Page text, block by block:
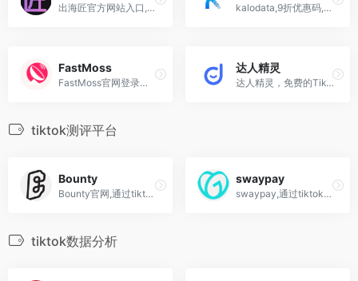
出海匠官方网站入口,专注TikTok美区的全域数据平台,提供全面精准的数据展示和分析 kalodata,9折优惠码,最好的tiktok数据分析平台,国外抖音选品分析工具
FastMoss
FastMoss官网登录入口,fastmoss邀请人折扣码9折,全球领先的TikTok选品网站数据分析平台
达人精灵
达人精灵，免费的TikTok运营工具。支持TikTok无水印视频下载，爆款素材筛选，达人画像、带货分析，AI脚本分析和仿写。
tiktok测评平台
Bounty
Bounty官网,通过tiktok发帖测评产品可以赚钱的网赚平台Bounty的产品模式补充了部分Swaypay没说清楚的规则。Bounty分2种方式触达用户。一，用户可以在Bounty上点击其合作品牌指定产品的购买链接进行下单，产品到货...
swaypay
swaypay,通过tiktok发帖测评产品可以赚钱的网赚平台
tiktok数据分析